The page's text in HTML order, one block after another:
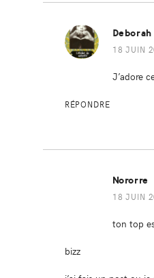
Deborah
18 JUIN
J’adore
RÉPONDRE
Nororre
18 JUIN
ton top
bizz